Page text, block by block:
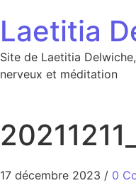
Laetitia
Site de Laetitia
nerveux et méditation
17 décembre 2023 / 0